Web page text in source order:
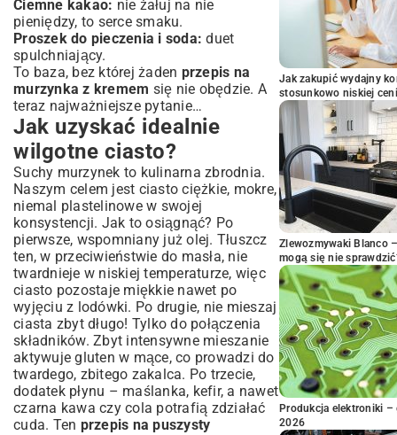
Ciemne kakao: nie żałuj na nie
pieniędzy, to serce smaku.
Proszek do pieczenia i soda: duet
spulchniający.
To baza, bez której żaden przepis na
murzynka z kremem się nie obędzie. A
teraz najważniejsze pytanie…
Jak uzyskać idealnie
wilgotne ciasto?
Suchy murzynek to kulinarna zbrodnia.
Naszym celem jest ciasto ciężkie, mokre,
niemal plastelinowe w swojej
konsystencji. Jak to osiągnąć? Po
pierwsze, wspomniany już olej. Tłuszcz
ten, w przeciwieństwie do masła, nie
twardnieje w niskiej temperaturze, więc
ciasto pozostaje miękkie nawet po
wyjęciu z lodówki. Po drugie, nie mieszaj
ciasta zbyt długo! Tylko do połączenia
składników. Zbyt intensywne mieszanie
aktywuje gluten w mące, co prowadzi do
twardego, zbitego zakalca. Po trzecie,
dodatek płynu – maślanka, kefir, a nawet
czarna kawa czy cola potrafią zdziałać
cuda. Ten przepis na puszysty
Jak zakupić wydajny
stosunkowo niskiej
Zlewozmywaki Blanco
mogą się nie
Produkcja elektroniki –
2026